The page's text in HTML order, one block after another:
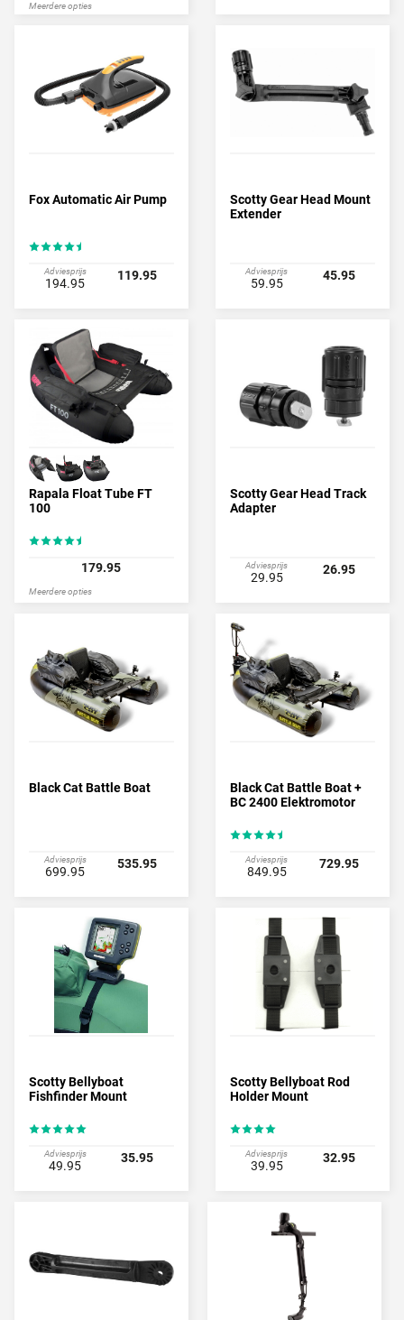
Meerdere opties
Fox Automatic Air Pump
Adviesprijs
194.95
119.95
Scotty Gear Head Mount
Extender
Adviesprijs
59.95
45.95
Rapala Float Tube FT
100
179.95
Meerdere opties
Scotty Gear Head Track
Adapter
Adviesprijs
29.95
26.95
Black Cat Battle Boat
Adviesprijs
699.95
535.95
Black Cat Battle Boat +
BC 2400 Elektromotor
Adviesprijs
849.95
729.95
Scotty Bellyboat
Fishfinder Mount
Adviesprijs
49.95
35.95
Scotty Bellyboat Rod
Holder Mount
Adviesprijs
39.95
32.95